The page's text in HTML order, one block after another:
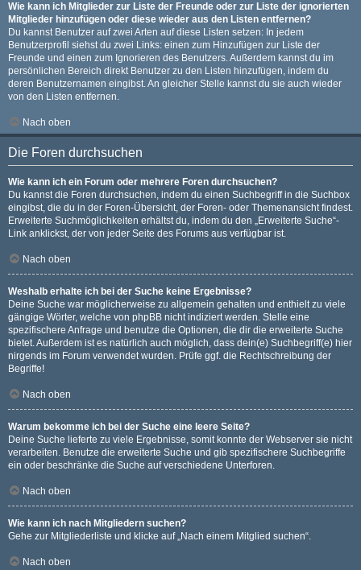
Wie kann ich Mitglieder zur Liste der Freunde oder zur Liste der ignorierten
Mitglieder hinzufügen oder diese wieder aus den Listen entfernen?
Du kannst Benutzer auf zwei Arten auf diese Listen setzen: In jedem
Benutzerprofil siehst du zwei Links: einen zum Hinzufügen zur Liste der
Freunde und einen zum Ignorieren des Benutzers. Außerdem kannst du im
persönlichen Bereich direkt Benutzer zu den Listen hinzufügen, indem du
deren Benutzernamen eingibst. An gleicher Stelle kannst du sie auch wieder
von den Listen entfernen.
Nach oben
Die Foren durchsuchen
Wie kann ich ein Forum oder mehrere Foren durchsuchen?
Du kannst die Foren durchsuchen, indem du einen Suchbegriff in die Suchbox
eingibst, die du in der Foren-Übersicht, der Foren- oder Themenansicht findest.
Erweiterte Suchmöglichkeiten erhältst du, indem du den „Erweiterte Suche“-
Link anklickst, der von jeder Seite des Forums aus verfügbar ist.
Nach oben
Weshalb erhalte ich bei der Suche keine Ergebnisse?
Deine Suche war möglicherweise zu allgemein gehalten und enthielt zu viele
gängige Wörter, welche von phpBB nicht indiziert werden. Stelle eine
spezifischere Anfrage und benutze die Optionen, die dir die erweiterte Suche
bietet. Außerdem ist es natürlich auch möglich, dass dein(e) Suchbegriff(e) hier
nirgends im Forum verwendet wurden. Prüfe ggf. die Rechtschreibung der
Begriffe!
Nach oben
Warum bekomme ich bei der Suche eine leere Seite?
Deine Suche lieferte zu viele Ergebnisse, somit konnte der Webserver sie nicht
verarbeiten. Benutze die erweiterte Suche und gib spezifischere Suchbegriffe
ein oder beschränke die Suche auf verschiedene Unterforen.
Nach oben
Wie kann ich nach Mitgliedern suchen?
Gehe zur Mitgliederliste und klicke auf „Nach einem Mitglied suchen“.
Nach oben